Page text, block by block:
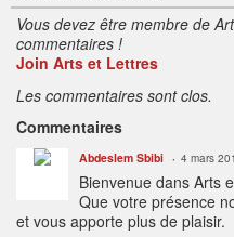
Vous devez être membre de
commentaires !
Join Arts et Lettres
Les commentaires sont clos.
Commentaires
Abdeslem Sbibi 4 mars
Bienvenue dans Arts
Que votre présence
et vous apporte plus de plaisir.